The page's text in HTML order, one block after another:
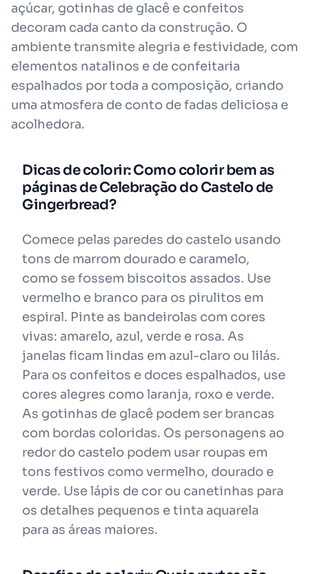
açúcar, gotinhas de glacê e confeitos
decoram cada canto da construção. O
ambiente transmite alegria e festividade, com
elementos natalinos e de confeitaria
espalhados por toda a composição, criando
uma atmosfera de conto de fadas deliciosa e
acolhedora.
Dicas de colorir: Como colorir bem as
páginas de Celebração do Castelo de
Gingerbread?
Comece pelas paredes do castelo usando
tons de marrom dourado e caramelo,
como se fossem biscoitos assados. Use
vermelho e branco para os pirulitos em
espiral. Pinte as bandeirolas com cores
vivas: amarelo, azul, verde e rosa. As
janelas ficam lindas em azul-claro ou lilás.
Para os confeitos e doces espalhados, use
cores alegres como laranja, roxo e verde.
As gotinhas de glacê podem ser brancas
com bordas coloridas. Os personagens ao
redor do castelo podem usar roupas em
tons festivos como vermelho, dourado e
verde. Use lápis de cor ou canetinhas para
os detalhes pequenos e tinta aquarela
para as áreas maiores.